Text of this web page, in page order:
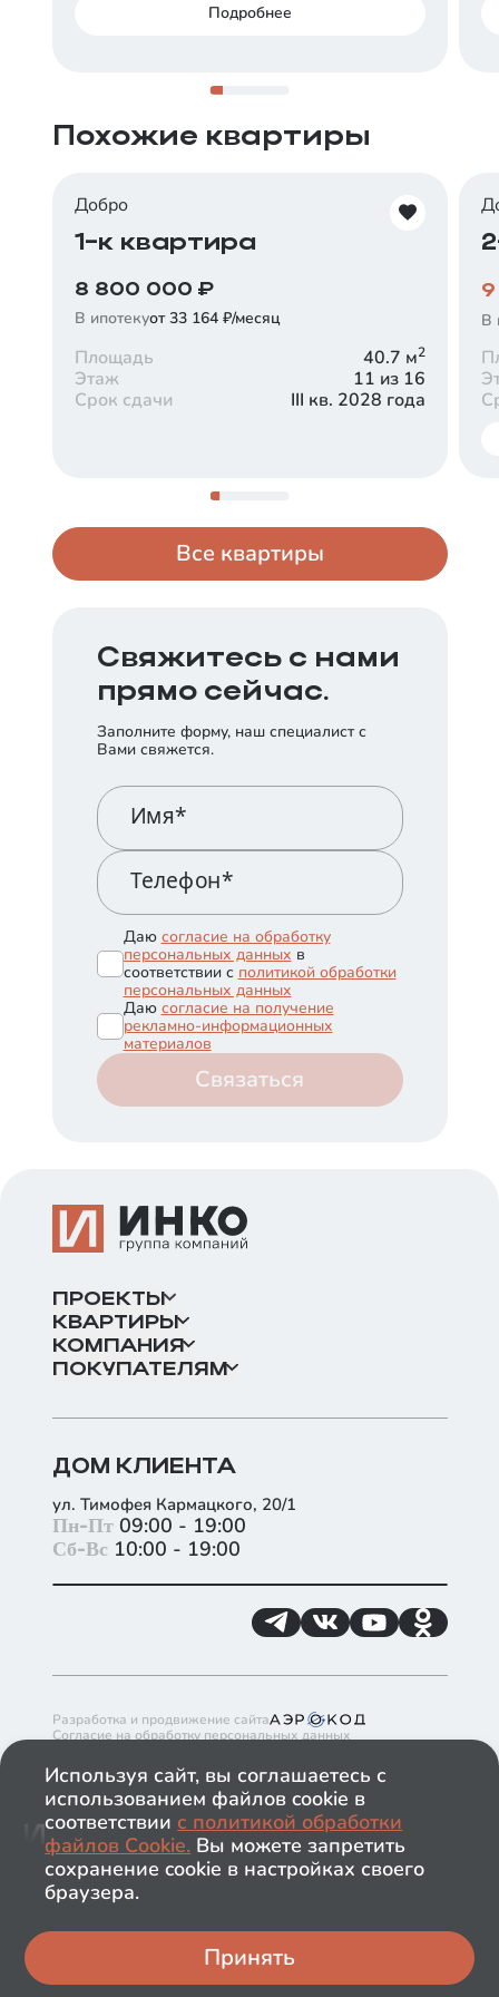
от38 611
Заказать консультацию
Подробнее
Похожие квартиры
Добро
1-к квартира
8 800 000 ₽
В ипотекуот 33 164 ₽/месяц
Площадь 40.7 м2
Этаж
11 из 16
Срок сдачи
III кв. 2028 года
В
Все квартиры
Свяжитесь с нами
прямо сейчас.
Заполните форму, наш специалист с
Вами свяжется.
Имя*
Телефон*
Даю согласие на обработку
персональных данных в
соответствии с политикой обработки
персональных данных
Даю согласие на получение
рекламно-информационных
материалов
Связаться
ПРОЕКТЫ
КВАРТИРЫ
КОМПАНИЯ
ПОКУПАТЕЛЯМ
ДОМ КЛИЕНТА
ул. Тимофея Кармацкого, 20/1
Пн-Пт 09:00 - 19:00
Сб-Вс 10:00 - 19:00
Разработка и продвижение сайта
Согласие на обработку персональных данных
Политика обработки файлов cookie в ГК ИНКО
Политика обработки персональных данных
Обращаем ваше внимание на то, что данный сайт носит
исключительно информационный характер и ни при каких
условиях информационные материалы и цены,
размещённые на сайте, не являются публичной офертой.
Застройщик имеет право изменять стоимость объектов.
ООО "ЛОТ 1.ТЮМЕНЬ. СПЕЦИАЛИЗИРОВАННЫЙ
ЗАСТРОЙЩИК"
2026© ИНКО и К, ИНКО
Используя сайт, вы соглашаетесь с
использованием файлов cookie в
соответствии с политикой обработки
файлов Сookie. Вы можете запретить
сохранение cookie в настройках своего
браузера.
Принять